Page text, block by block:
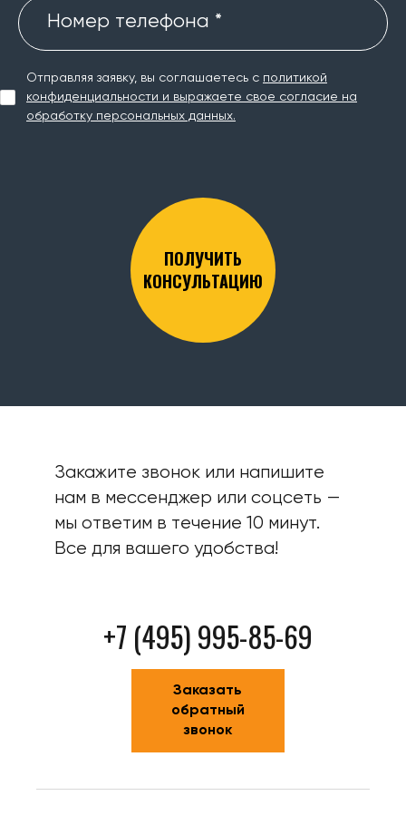
Номер телефона *
Отправляя заявку, вы соглашаетесь с политикой
конфиденциальности и выражаете свое согласие на
обработку персональных данных.
ПОЛУЧИТЬ
КОНСУЛЬТАЦИЮ
Закажите звонок или напишите
нам в мессенджер или соцсеть —
мы ответим в течение 10 минут.
Все для вашего удобства!
+7 (495) 995-85-69
Заказать
обратный
звонок